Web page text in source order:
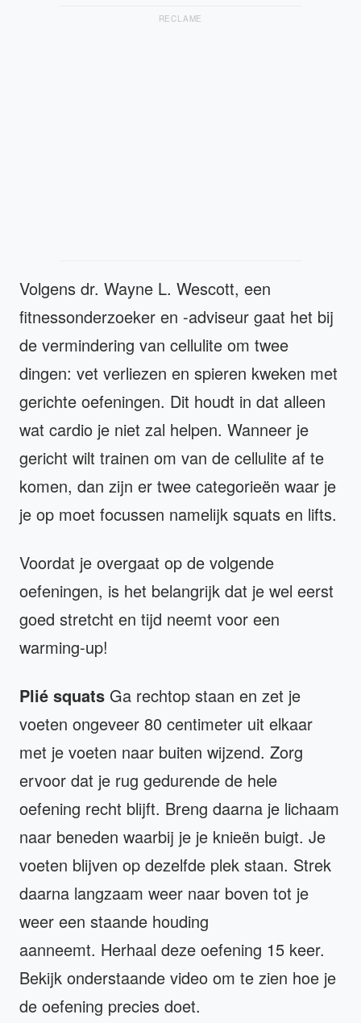
RECLAME
Volgens dr. Wayne L. Wescott, een
fitnessonderzoeker en -adviseur gaat het bij
de vermindering van cellulite om twee
dingen: vet verliezen en spieren kweken met
gerichte oefeningen. Dit houdt in dat alleen
wat cardio je niet zal helpen. Wanneer je
gericht wilt trainen om van de cellulite af te
komen, dan zijn er twee categorieën waar je
je op moet focussen namelijk squats en lifts.
Voordat je overgaat op de volgende
oefeningen, is het belangrijk dat je wel eerst
goed stretcht en tijd neemt voor een
warming-up!
Plié squats Ga rechtop staan en zet je
voeten ongeveer 80 centimeter uit elkaar
met je voeten naar buiten wijzend. Zorg
ervoor dat je rug gedurende de hele
oefening recht blijft. Breng daarna je lichaam
naar beneden waarbij je je knieën buigt. Je
voeten blijven op dezelfde plek staan. Strek
daarna langzaam weer naar boven tot je
weer een staande houding
aanneemt. Herhaal deze oefening 15 keer.
Bekijk onderstaande video om te zien hoe je
de oefening precies doet.